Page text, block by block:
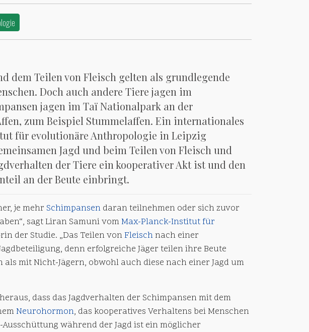
dem Teilen von Fleisch gelten als grundlegende
Doch auch andere Tiere jagen im
jagen im Taï Nationalpark an der
zum Beispiel Stummelaffen. Ein internationales
für evolutionäre Anthropologie in Leipzig
Jagd und beim Teilen von Fleisch und
der Tiere ein kooperativer Akt ist und den
an der Beute einbringt.
je mehr Schimpansen daran teilnehmen oder sich zuvor
sagt Liran Samuni vomMax-Planck-Institut für
der Studie. „Das Teilen vonFleischnach einer
denn erfolgreiche Jäger teilen ihre Beute
mit Nicht-Jägern, obwohl auch diese nach einer Jagd um
dass das Jagdverhalten der Schimpansen mit dem
Neurohormon, das kooperatives Verhaltens bei Menschen
während der Jagd ist ein möglicher